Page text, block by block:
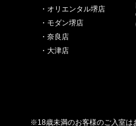
・オリエンタル堺店
・モダン堺店
・奈良店
・大津店
※18歳未満のお客様のご入室は